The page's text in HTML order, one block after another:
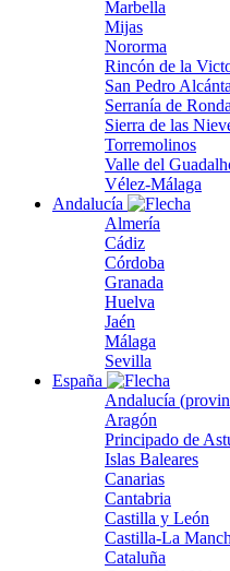
Marbella
Mijas
Nororma
Rincón de la
San Pedro
Serranía de Ronda
Sierra de las
Torremolinos
Valle del
Vélez-Málaga
Andalucía
Almería
Cádiz
Córdoba
Granada
Huelva
Jaén
Málaga
Sevilla
España
Andalucía
Aragón
Principado de
Islas Baleares
Canarias
Cantabria
Castilla y León
Castilla-La
Cataluña